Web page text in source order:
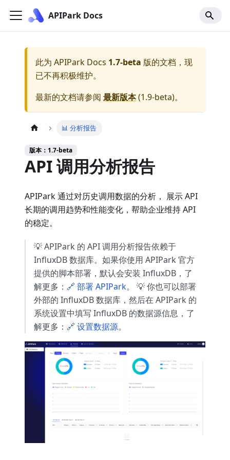
APIPark Docs
此为 APIPark Docs 1.7-beta 版的文档，现
已不再积极维护。
最新的文档请参阅 最新版本(1.9-beta)。
📊 分析报告
版本：1.7-beta
API 调用分析报告
APIPark 通过对历史调用数据的分析， 展示 API
长期的调用趋势和性能变化，帮助企业维持 API
的稳定。
💡 APIPark 的 API 调用分析报告依赖于
InfluxDB 数据库。如果你使用 APIPark 官方
提供的脚本部署，默认会安装 InfluxDB，了
解更多： 🔗 部署 APIPark。 💡 你也可以部署
外部的 InfluxDB 数据库，然后在 APIPark 的
系统设置中填写 InfluxDB 的数据源信息，了
解更多： 🔗 设置数据源。